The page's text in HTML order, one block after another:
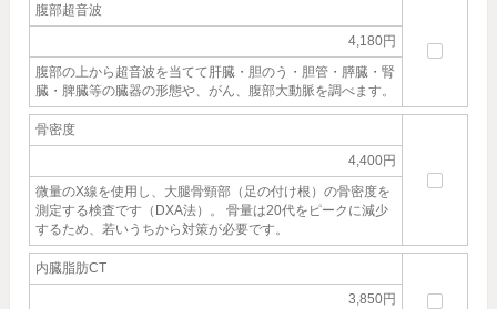
腹部超音波
4,180円
腹部の上から超音波を当てて肝臓・胆のう・胆管・膵臓・腎
臓・脾臓等の臓器の形態や、がん、腹部大動脈を調べます。
骨密度
4,400円
微量のX線を使用し、大腿骨頸部（足の付け根）の骨密度を
測定する検査です（DXA法）。 骨量は20代をピークに減少
するため、若いうちから対策が必要です。
内臓脂肪CT
3,850円